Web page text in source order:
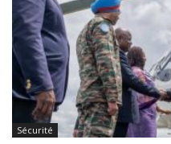
Sécurité